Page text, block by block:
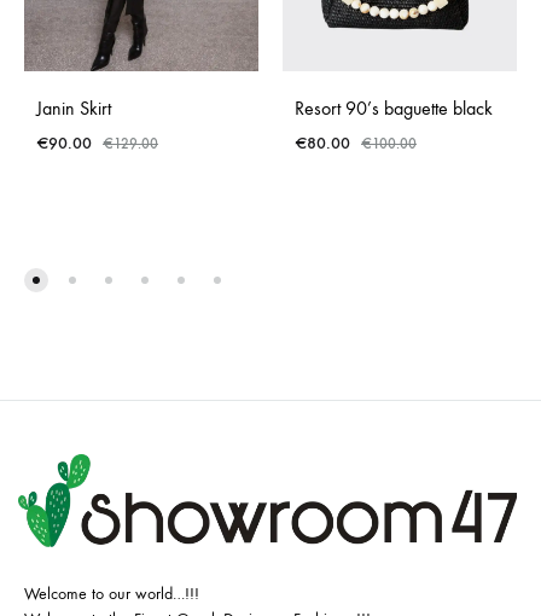
Janin Skirt
€90.00 €129.00
Resort 90’s baguette black
€80.00 €100.00
Welcome to our world…!!!